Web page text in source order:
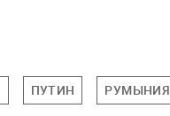
ПУТИН РУМЫНИЯ